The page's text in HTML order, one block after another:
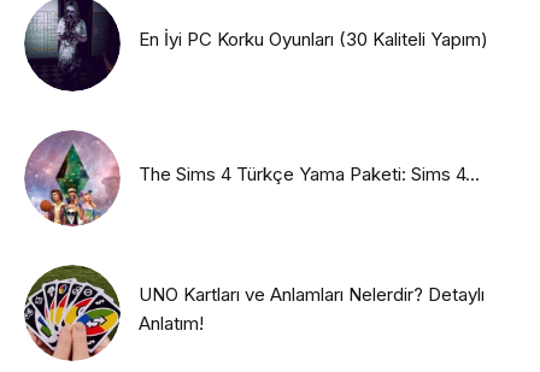
En İyi PC Korku Oyunları (30 Kaliteli Yapım)
The Sims 4 Türkçe Yama Paketi: Sims 4...
UNO Kartları ve Anlamları Nelerdir? Detaylı
Anlatım!